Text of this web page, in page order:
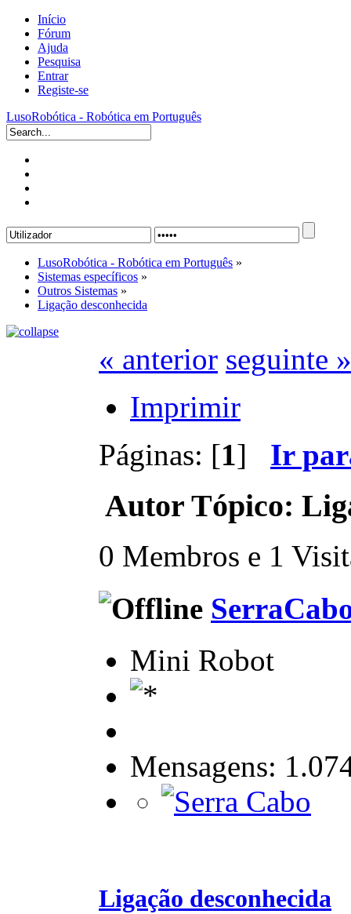
Início
Fórum
Ajuda
Pesquisa
Entrar
Registe-se
LusoRobótica - Robótica em Português
LusoRobótica - Robótica em Português »
Sistemas específicos »
Outros Sistemas »
Ligação desconhecida
« anterior seguinte »
Imprimir
Páginas: [1] Ir
Autor Tópico:
0 Membros e 1
Mini Robot
Mensagens:
Ligação desconhecida